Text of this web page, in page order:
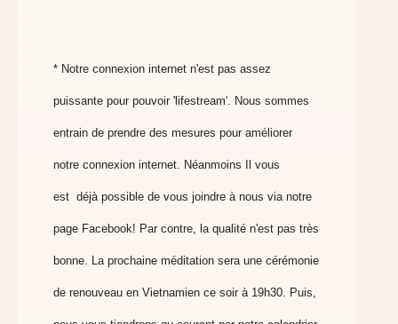
* Notre connexion internet n'est pas assez
puissante pour pouvoir 'lifestream'. Nous sommes
entrain de prendre des mesures pour améliorer
notre connexion internet. Néanmoins Il vous
est déjà possible de vous joindre à nous via notre
page Facebook! Par contre, la qualité n'est pas très
bonne. La prochaine méditation sera une cérémonie
de renouveau en Vietnamien ce soir à 19h30. Puis,